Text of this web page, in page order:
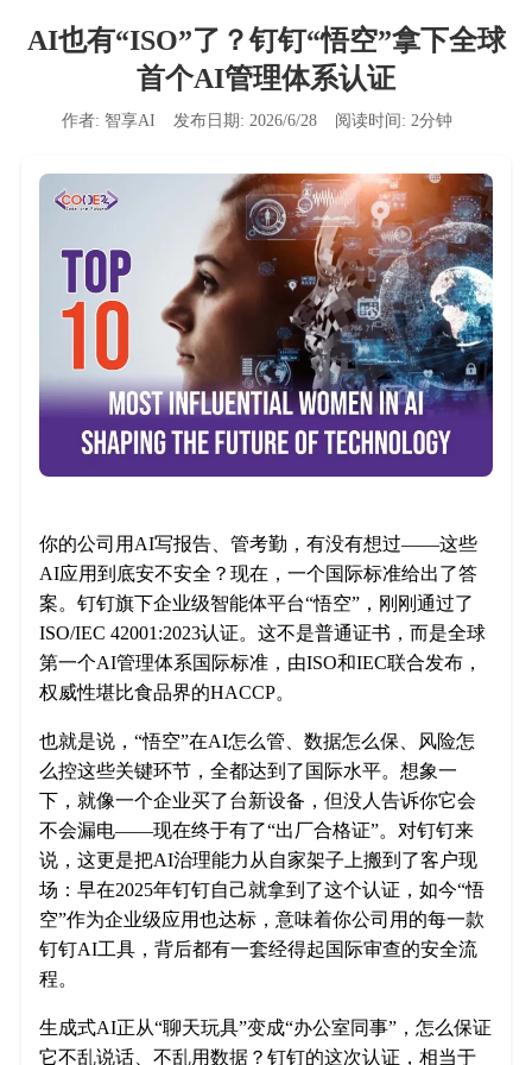
AI也有“ISO”了？钉钉“悟空”拿下全球
首个AI管理体系认证
作者: 智享AI 发布日期: 2026/6/28 阅读时间: 2分钟
你的公司用AI写报告、管考勤，有没有想过——这些
AI应用到底安不安全？现在，一个国际标准给出了答
案。钉钉旗下企业级智能体平台“悟空”，刚刚通过了
ISO/IEC 42001:2023认证。这不是普通证书，而是全球
第一个AI管理体系国际标准，由ISO和IEC联合发布，
权威性堪比食品界的HACCP。
也就是说，“悟空”在AI怎么管、数据怎么保、风险怎
么控这些关键环节，全都达到了国际水平。想象一
下，就像一个企业买了台新设备，但没人告诉你它会
不会漏电——现在终于有了“出厂合格证”。对钉钉来
说，这更是把AI治理能力从自家架子上搬到了客户现
场：早在2025年钉钉自己就拿到了这个认证，如今“悟
空”作为企业级应用也达标，意味着你公司用的每一款
钉钉AI工具，背后都有一套经得起国际审查的安全流
程。
生成式AI正从“聊天玩具”变成“办公室同事”，怎么保证
它不乱说话、不乱用数据？钉钉的这次认证，相当于